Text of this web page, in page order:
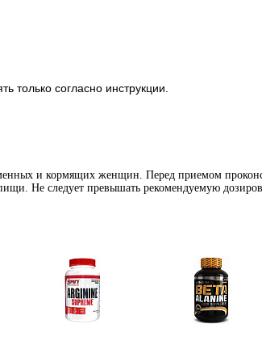
только согласно инструкции.
и кормящих женщин. Перед приемом
Не следует превышать рекомендуемую